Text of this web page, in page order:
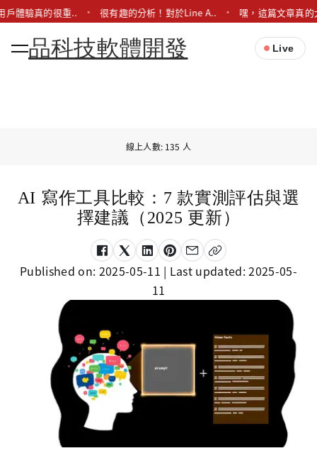
戶體驗真的很重.. 很有趣的分析！對於Line A.. 嘿，這篇文章真
品科技軟體開發 Live
線上人數: 135 人
AI 寫作工具比較：7 款實測評估與選
擇建議（2025 更新）
Published on: 2025-05-11 | Last updated:2025-05-
11